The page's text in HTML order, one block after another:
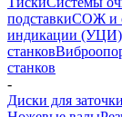
подставкиСОЖ и
индикации (УЦИ)
станков
станков
-
Диски для